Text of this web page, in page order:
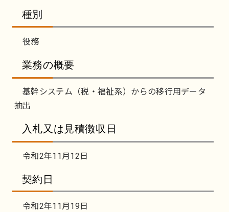
種別
役務
業務の概要
基幹システム（税・福祉系）からの移行用データ
抽出
入札又は見積徴収日
令和2年11月12日
契約日
令和2年11月19日